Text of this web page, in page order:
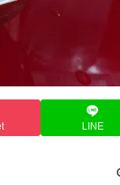
LINE